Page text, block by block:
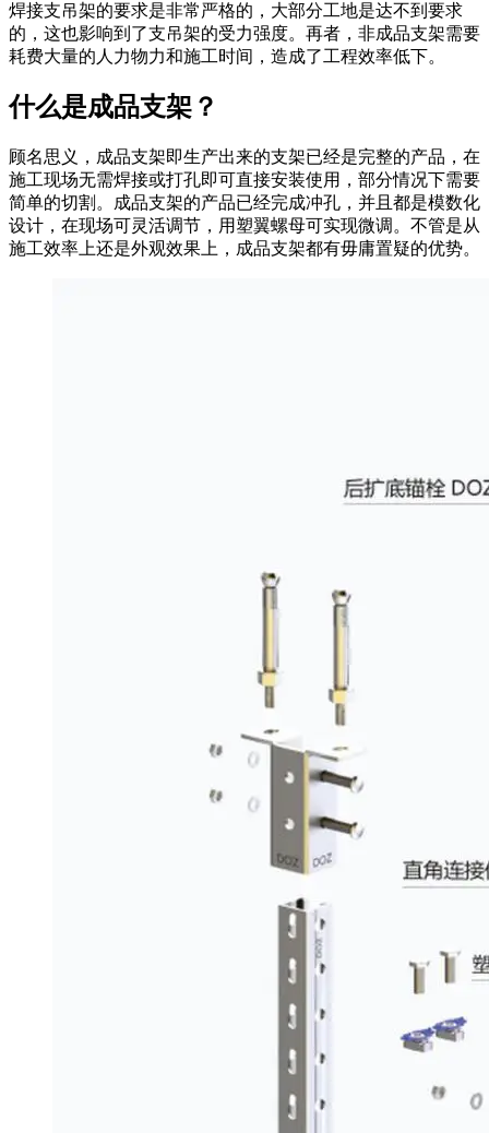
焊接支吊架的要求是非常严格的，大部分工地是达不到要求
的，这也影响到了支吊架的受力强度。再者，非成品支架需要
耗费大量的人力物力和施工时间，造成了工程效率低下。
什么是成品支架？
顾名思义，成品支架即生产出来的支架已经是完整的产品，在
施工现场无需焊接或打孔即可直接安装使用，部分情况下需要
简单的切割。成品支架的产品已经完成冲孔，并且都是模数化
设计，在现场可灵活调节，用塑翼螺母可实现微调。不管是从
施工效率上还是外观效果上，成品支架都有毋庸置疑的优势。